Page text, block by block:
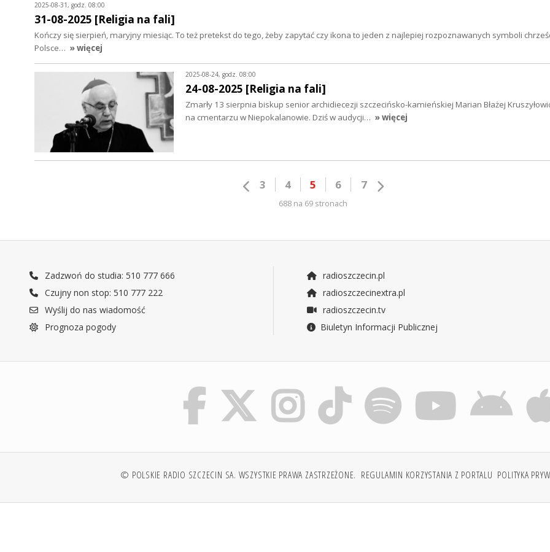
2025-08-31, godz. 08:00
31-08-2025 [Religia na fali]
Kończy się sierpień, maryjny miesiąc. To też pretekst do tego, żeby zapytać czy ikona to jeden z najlepiej rozpoznawanych symboli
Polsce… » więcej
2025-08-24, godz. 08:00
24-08-2025 [Religia na fali]
Zmarły 13 sierpnia biskup senior archidiecezji szczecińsko-kamieńskiej Marian Błażej
na cmentarzu w Niepokalanowie. Dziś w audycji… » więcej
3 4 5 6 7
688 na 69 stronach
Zadzwoń do studia: 510 777 666
Czujny non stop: 510 777 222
Wyślij do nas wiadomość
Prognoza pogody
radioszczecin.pl
radioszczecinextra.pl
radioszczecin.tv
Biuletyn Informacji Publicznej
© POLSKIE RADIO SZCZECIN SA. WSZYSTKIE PRAWA ZASTRZEŻONE. REGULAMIN KORZYSTANIA Z PORTALU POLITYKA